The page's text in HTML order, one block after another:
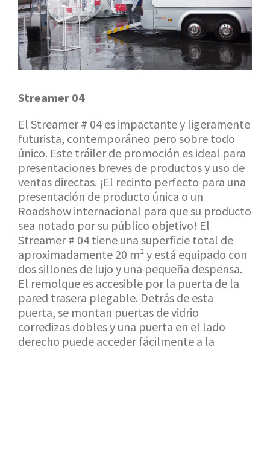
Streamer 04
El Streamer # 04 es impactante y ligeramente
futurista, contemporáneo pero sobre todo
único. Este tráiler de promoción es ideal para
presentaciones breves de productos y uso de
ventas directas. ¡El recinto perfecto para una
presentación de producto única o un
Roadshow internacional para que su producto
sea notado por su público objetivo! El
Streamer # 04 tiene una superficie total de
aproximadamente 20 m² y está equipado con
dos sillones de lujo y una pequeña despensa.
El remolque es accesible por la puerta de la
pared trasera plegable. Detrás de esta
puerta, se montan puertas de vidrio
corredizas dobles y una puerta en el lado
derecho puede acceder fácilmente a la